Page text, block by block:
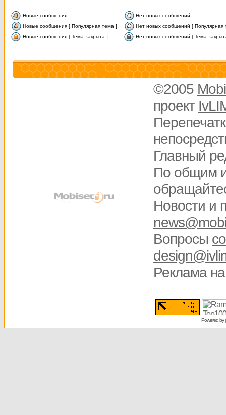
Новые сообщения
Нет новых сообщений
Новые сообщения [ Популярная тема ]
Нет новых сообщений [ Популярная
Новые сообщения [ Тема закрыта ]
Нет новых сообщений [ Тема
©2005
проект
Главный
По общим
Новости и
Вопросы
Реклама
Powered by